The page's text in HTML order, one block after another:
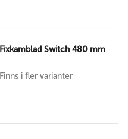
Fixkamblad Switch 480 mm
Finns i fler varianter